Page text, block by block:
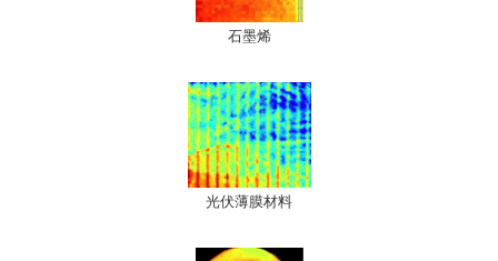
石墨烯
光伏薄膜材料